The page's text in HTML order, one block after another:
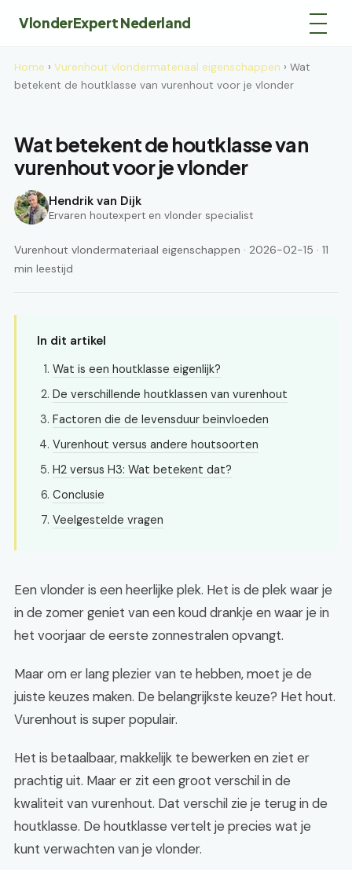
VlonderExpert Nederland
Home › Vurenhout vlondermateriaal eigenschappen › Wat
betekent de houtklasse van vurenhout voor je vlonder
Wat betekent de houtklasse van
vurenhout voor je vlonder
Hendrik van Dijk
Ervaren houtexpert en vlonder specialist
Vurenhout vlondermateriaal eigenschappen · 2026-02-15 · 11
min leestijd
In dit artikel
Wat is een houtklasse eigenlijk?
De verschillende houtklassen van vurenhout
Factoren die de levensduur beïnvloeden
Vurenhout versus andere houtsoorten
H2 versus H3: Wat betekent dat?
Conclusie
Veelgestelde vragen
Een vlonder is een heerlijke plek. Het is de plek waar je
in de zomer geniet van een koud drankje en waar je in
het voorjaar de eerste zonnestralen opvangt.
Maar om er lang plezier van te hebben, moet je de
juiste keuzes maken. De belangrijkste keuze? Het hout.
Vurenhout is super populair.
Het is betaalbaar, makkelijk te bewerken en ziet er
prachtig uit. Maar er zit een groot verschil in de
kwaliteit van vurenhout. Dat verschil zie je terug in de
houtklasse. De houtklasse vertelt je precies wat je
kunt verwachten van je vlonder.